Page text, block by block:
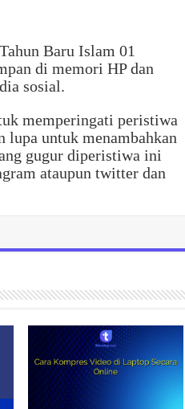
Baru Islam 01
di memori HP dan
sosial.
memperingati peristiwa
lupa untuk menambahkan
gugur diperistiwa ini
ataupun twitter dan